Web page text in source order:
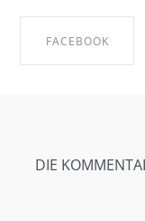
FACEBOOK
DIE